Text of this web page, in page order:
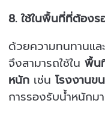
8.ใช้ในพื้นที่ที่ต้อง
ด้วยความทนทานแล
จึงสามารถใช้ในพื้น
หนัก เช่นโรงงานข
การรองรับน้ำหนักม